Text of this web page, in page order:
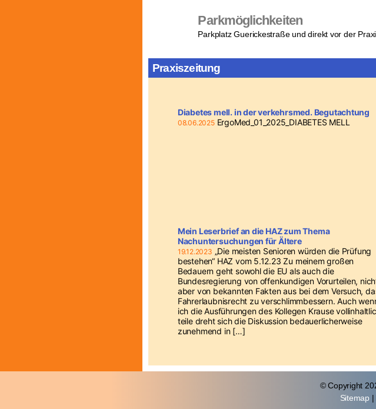
Parkmöglichkeiten
Parkplatz Guerickestraße und direkt vor der
Praxiszeitung
Diabetes mell. in der verkehrsmed. Begutachtung
08.06.2025 ErgoMed_01_2025_DIABETES MELL
Mein Leserbrief an die HAZ zum Thema
Nachuntersuchungen für Ältere
19.12.2023 „Die meisten Senioren würden die Prüfung
bestehen“ HAZ vom 5.12.23 Zu meinem großen
Bedauern geht sowohl die EU als auch die
Bundesregierung von offenkundigen Vorurteilen,
aber von bekannten Fakten aus bei dem Versuch,
Fahrerlaubnisrecht zu verschlimmbessern. Auch
ich die Ausführungen des Kollegen Krause
teile dreht sich die Diskussion bedauerlicherweise
zunehmend in […]
© Copyright
Sitemap |